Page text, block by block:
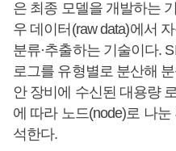
은 최종 모델을 개발하는
우 데이터(raw data)에서
분류·추출하는 기술이다.
로그를 유형별로 분산해
안 장비에 수신된 대용량
에 따라 노드(node)로 나
석한다.